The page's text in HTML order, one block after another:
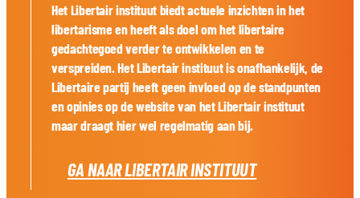
Het Libertair instituut biedt actuele inzichten in het
libertarisme en heeft als doel om het libertaire
gedachtegoed verder te ontwikkelen en te
verspreiden. Het Libertair instituut is onafhankelijk, de
Libertaire partij heeft geen invloed op de standpunten
en opinies op de website van het Libertair instituut
maar draagt hier wel regelmatig aan bij.
GA NAAR LIBERTAIR INSTITUUT